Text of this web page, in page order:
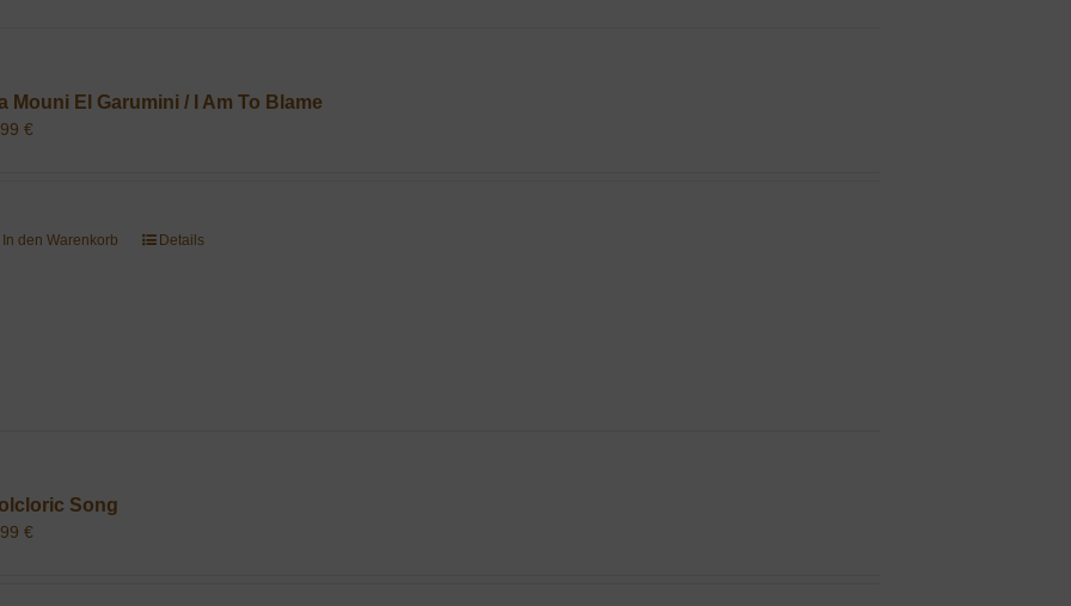
Mouni El Garumini / I Am To Blame
€
In den Warenkorb Details
Song
€